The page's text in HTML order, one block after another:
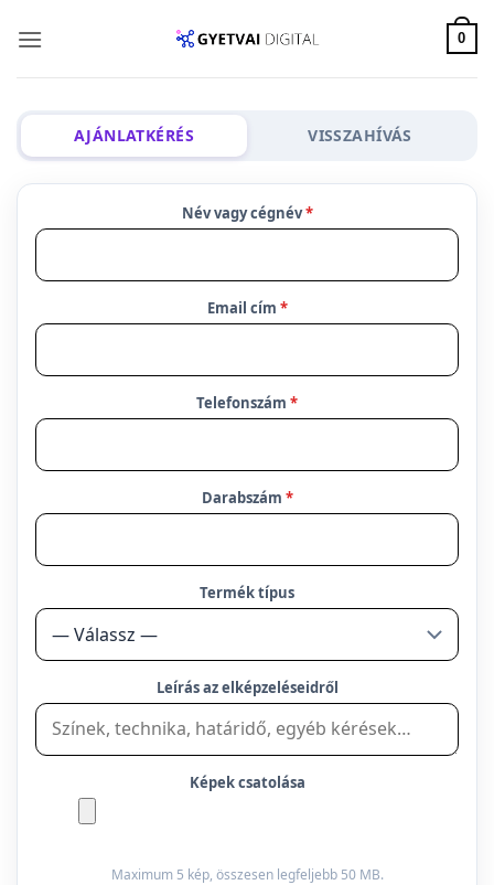
0
AJÁNLATKÉRÉS VISSZAHÍVÁS
Név vagy cégnév*
Email cím *
Telefonszám *
Darabszám *
Termék típus
Leírás az elképzeléseidről
Képek csatolása
Maximum 5 kép, összesen legfeljebb 50 MB.